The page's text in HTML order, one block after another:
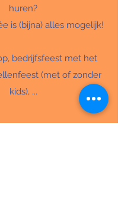
huren?
is (bijna) alles mogelijk!
bedrijfsfeest met het
(met of zonder
kids), ...